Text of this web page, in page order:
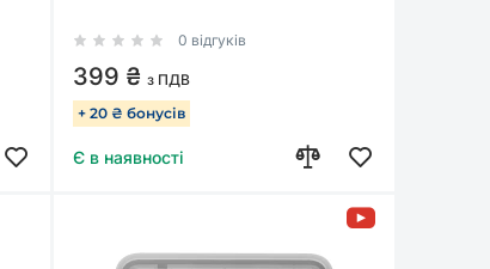
0 відгуків
399 ₴з ПДВ
+ 20 ₴ бонусів
Є в наявності